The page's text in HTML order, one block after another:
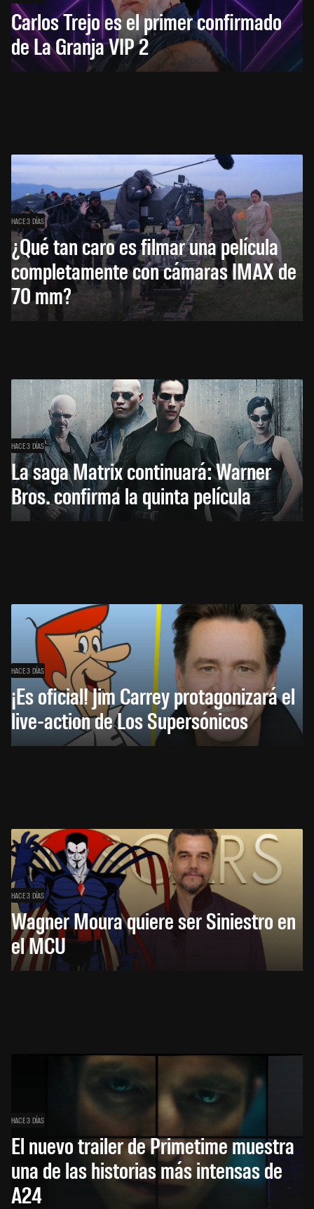
Carlos Trejo es el primer confirmado
de La Granja VIP 2
HACE 3 DÍAS
¿Qué tan caro es filmar una película
completamente con cámaras IMAX de
70 mm?
HACE 3 DÍAS
La saga Matrix continuará: Warner
Bros. confirma la quinta película
HACE 3 DÍAS
¡Es oficial! Jim Carrey protagonizará el
live-action de Los Supersónicos
HACE 3 DÍAS
Wagner Moura quiere ser Siniestro en
el MCU
HACE 3 DÍAS
El nuevo trailer de Primetime muestra
una de las historias más intensas de
A24